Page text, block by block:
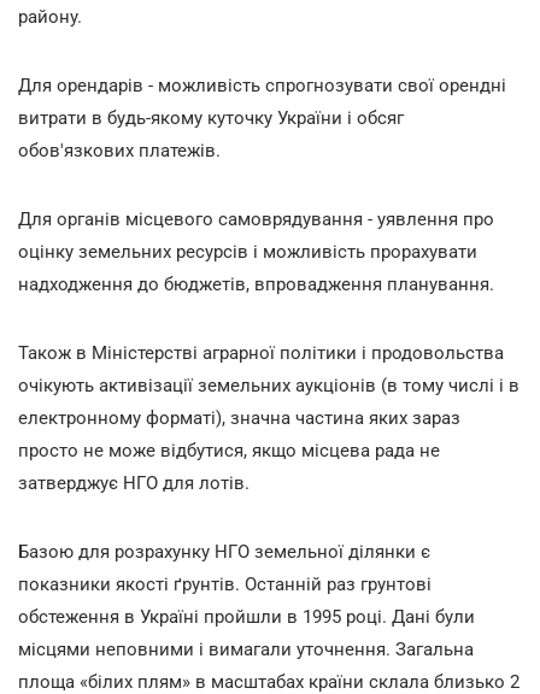
району.
Для орендарів - можливість спрогнозувати свої орендні
витрати в будь-якому куточку України і обсяг
обов'язкових платежів.
Для органів місцевого самоврядування - уявлення про
оцінку земельних ресурсів і можливість прорахувати
надходження до бюджетів, впровадження планування.
Також в Міністерстві аграрної політики і продовольства
очікують активізації земельних аукціонів (в тому числі і в
електронному форматі), значна частина яких зараз
просто не може відбутися, якщо місцева рада не
затверджує НГО для лотів.
Базою для розрахунку НГО земельної ділянки є
показники якості ґрунтів. Останній раз грунтові
обстеження в Україні пройшли в 1995 році. Дані були
місцями неповними і вимагали уточнення. Загальна
площа «білих плям» в масштабах країни склала близько 2